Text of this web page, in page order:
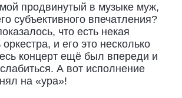
продвинутый в музыке муж,
субъективного впечатления?
что есть некая
и его это несколько
концерт ещё был впереди и
А вот исполнение
на «ура»!